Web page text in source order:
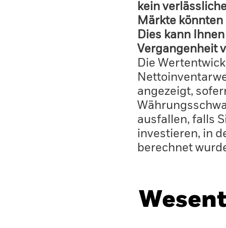
kein
Märkte
Dies kann
Vergangenheit
Die
angezeigt,
ausfallen, falls
investieren, in
berechnet